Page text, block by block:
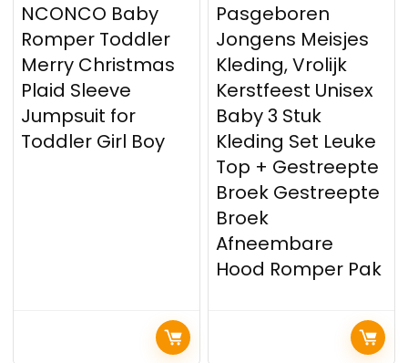
NCONCO Baby
Romper Toddler
Merry Christmas
Plaid Sleeve
Jumpsuit for
Toddler Girl Boy
Pasgeboren
Jongens Meisjes
Kleding, Vrolijk
Kerstfeest Unisex
Baby 3 Stuk
Kleding Set Leuke
Top + Gestreepte
Broek Gestreepte
Broek
Afneembare
Hood Romper Pak